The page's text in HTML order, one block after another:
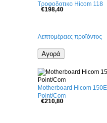
Τροφοδοτικο Hicom 118
€198,40
Λεπτομέρειες προϊόντος
Motherboard Hicom 150E
Point/Com
€210,80